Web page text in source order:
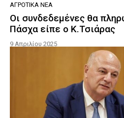
ΑΓΡΟΤΙΚΆ ΝΈΑ
Οι συνδεδεμένες θα
Πάσχα είπε ο Κ.Τσιάρας
9 Απριλίου 2025